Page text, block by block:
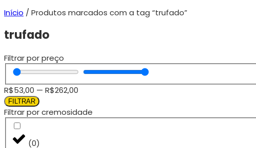
Início / Produtos marcados com a tag “trufado”
trufado
Filtrar por preço
R$53,00 — R$262,00
FILTRAR
Filtrar por cremosidade
(0)